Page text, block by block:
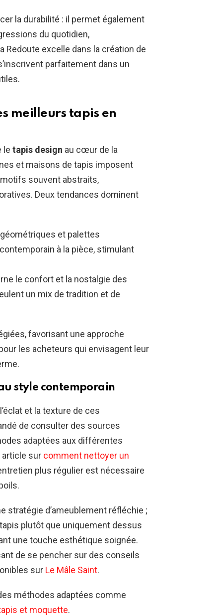
la durabilité : il permet également
du quotidien,
Redoute excelle dans la création de
parfaitement dans un
meilleurs tapis en
le tapis design au cœur de la
et maisons de tapis imposent
souvent abstraits,
Deux tendances dominent
et palettes
à la pièce, stimulant
le confort et la nostalgie des
un mix de tradition et de
favorisant une approche
les acheteurs qui envisagent leur
style contemporain
et la texture de ces
de consulter des sources
adaptées aux différentes
sur comment nettoyer un
plus régulier est nécessaire
stratégie d’ameublement réfléchie ;
plutôt que uniquement dessus
une touche esthétique soignée.
de se pencher sur des conseils
sur Le Mâle Saint.
méthodes adaptées comme
et moquette.